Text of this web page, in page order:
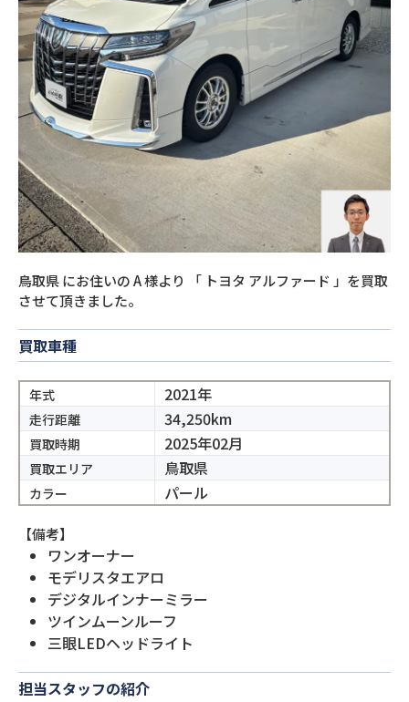
鳥取県にお住いのA様より 「 トヨタ アルファード 」を買取
させて頂きました。
買取車種
年式 2021年
走行距離 34,250km
買取時期 2025年02月
買取エリア 鳥取県
カラー パール
【備考】
ワンオーナー
モデリスタエアロ
デジタルインナーミラー
ツインムーンルーフ
三眼LEDヘッドライト
担当スタッフの紹介